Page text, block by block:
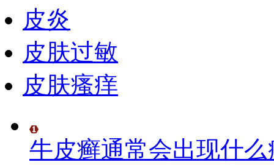
皮炎
皮肤过敏
皮肤瘙痒
牛皮癣通常会出现什